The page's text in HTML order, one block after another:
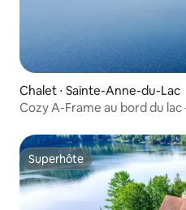
Chalet ⋅ Sainte-Anne-du-Lac
Cozy A-Frame au bord du
Superhôte
Superhôte